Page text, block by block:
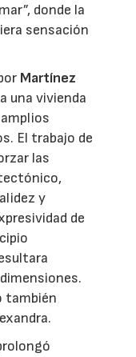
donde la
sensación
Martínez
una vivienda
El trabajo de
las
y
de
también